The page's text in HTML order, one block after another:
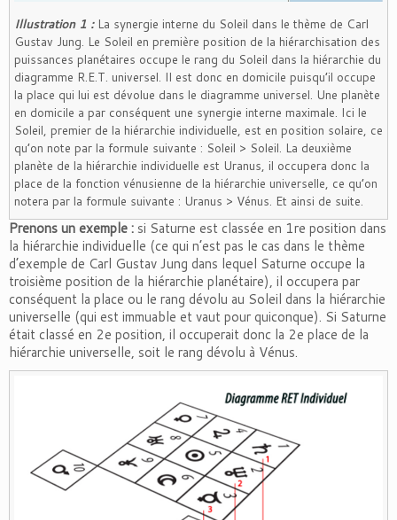
Illustration 1 : La synergie interne du Soleil dans le thème de Carl
Gustav Jung. Le Soleil en première position de la hiérarchisation des
puissances planétaires occupe le rang du Soleil dans la hiérarchie du
diagramme R.E.T. universel. Il est donc en domicile puisqu’il occupe
la place qui lui est dévolue dans le diagramme universel. Une planète
en domicile a par conséquent une synergie interne maximale. Ici le
Soleil, premier de la hiérarchie individuelle, est en position solaire, ce
qu’on note par la formule suivante : Soleil > Soleil. La deuxième
planète de la hiérarchie individuelle est Uranus, il occupera donc la
place de la fonction vénusienne de la hiérarchie universelle, ce qu’on
notera par la formule suivante : Uranus > Vénus. Et ainsi de suite.
Prenons un exemple : si Saturne est classée en 1re position dans
la hiérarchie individuelle (ce qui n’est pas le cas dans le thème
d’exemple de Carl Gustav Jung dans lequel Saturne occupe la
troisième position de la hiérarchie planétaire), il occupera par
conséquent la place ou le rang dévolu au Soleil dans la hiérarchie
universelle (qui est immuable et vaut pour quiconque). Si Saturne
était classé en 2e position, il occuperait donc la 2e place de la
hiérarchie universelle, soit le rang dévolu à Vénus.